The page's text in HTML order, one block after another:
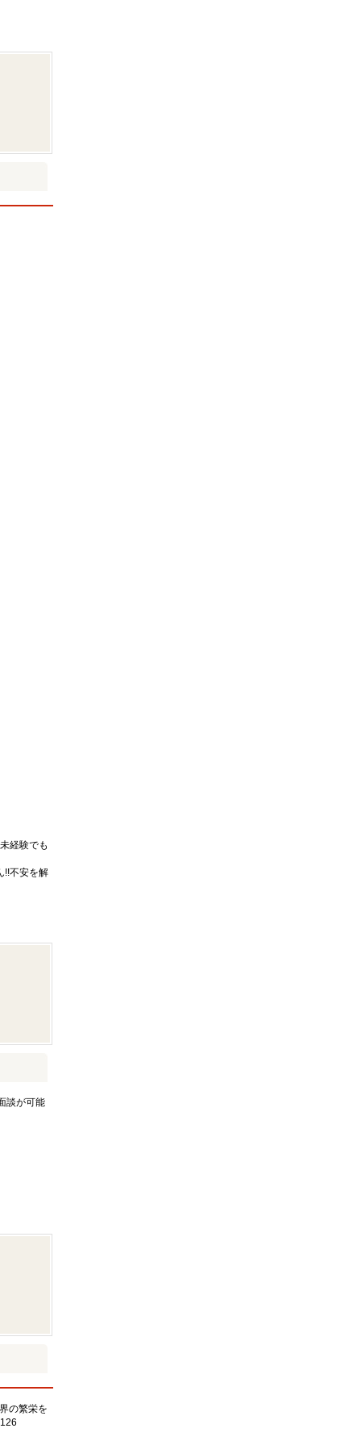
経験でも
!!不安を解
談が可能
の繁栄を